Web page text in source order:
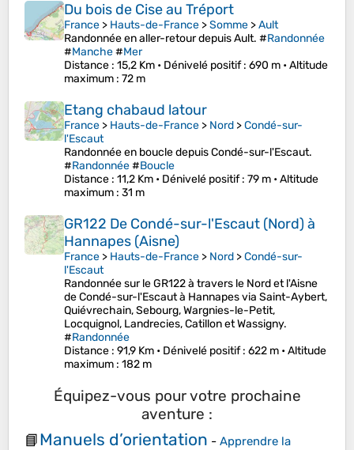
Du bois de Cise au Tréport
France > Hauts-de-France >Somme >Ault
Randonnée en aller-retour depuis Ault. #Randonnée
#Manche#Mer
Distance : 15,2 Km • Dénivelé positif: 690 m •Altitude
maximum : 72 m
Etang chabaud latour
France > Hauts-de-France > Nord >Condé-sur-
l'Escaut
Randonnée en boucle depuis Condé-sur-l'Escaut.
#Randonnée#Boucle
Distance : 11,2 Km • Dénivelé positif: 79 m •Altitude
maximum : 31 m
GR122 De Condé-sur-l'Escaut (Nord) à
Hannapes (Aisne)
France > Hauts-de-France > Nord >Condé-sur-
l'Escaut
Randonnée sur le GR122 à travers le Nord et l'Aisne
de Condé-sur-l'Escaut à Hannapes via Saint-Aybert,
Quiévrechain, Sebourg, Wargnies-le-Petit,
Locquignol, Landrecies, Catillon et Wassigny.
#Randonnée
Distance : 91,9 Km • Dénivelé positif: 622 m •Altitude
maximum : 182 m
Équipez-vous pour votre prochaine
aventure :
📘Manuels d’orientation - Apprendre la